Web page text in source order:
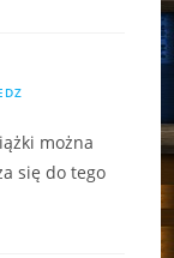
można
się do tego